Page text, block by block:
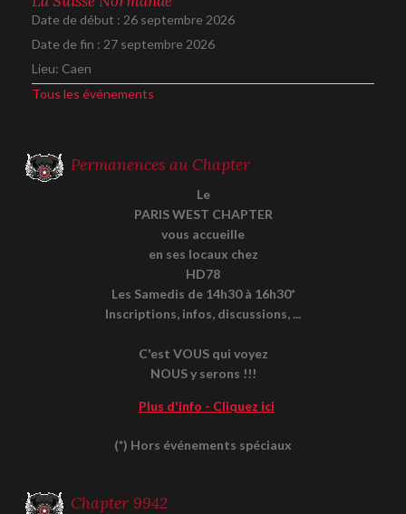
Date de début : 26 septembre 2026
Date de fin : 27 septembre 2026
Lieu: Caen
Tous les événements
Permanences au Chapter
Le
PARIS WEST CHAPTER
vous accueille
en ses locaux chez
HD78
Les Samedis de 14h30 à 16h30*
Inscriptions, infos, discussions, ...
C'est VOUS qui voyez
NOUS y serons !!!
Plus d'info - Cliquez ici
(*) Hors événements spéciaux
Chapter 9942